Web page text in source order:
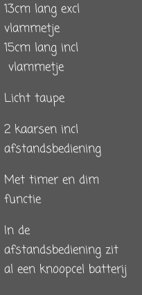
13cm lang excl
vlammetje
15cm lang incl
vlammetje
Licht taupe
2 kaarsen incl
afstandsbediening
Met timer en dim
functie
In de
afstandsbediening zit
al een knoopcel batterij